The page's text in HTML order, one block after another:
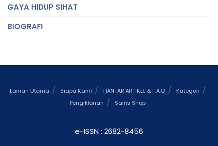
GAYA HIDUP SIHAT
BIOGRAFI
Laman Utama Siapa Kami HANTAR ARTIKEL & F.A.Q
Kategori
Pengiklanan
Sains Shop
e-ISSN : 2682-8456